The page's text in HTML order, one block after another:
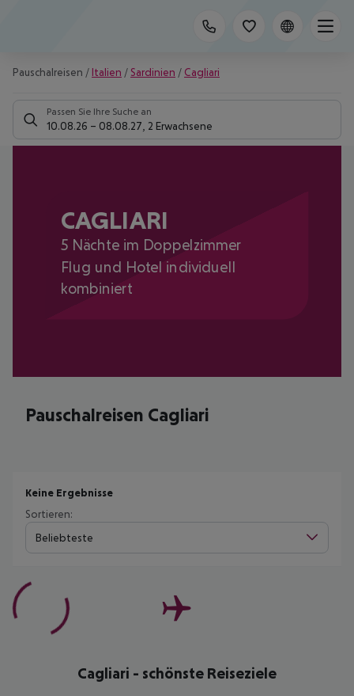
Pauschalreisen / Italien / Sardinien / Cagliari
Passen Sie Ihre Suche an
10.08.26 – 08.08.27 2 Erwachsene
CAGLIARI
5 Nächte im Doppelzimmer
Flug und Hotel individuell
kombiniert
Pauschalreisen Cagliari
Keine Ergebnisse
Sortieren:
Beliebteste
Cagliari - schönste Reiseziele